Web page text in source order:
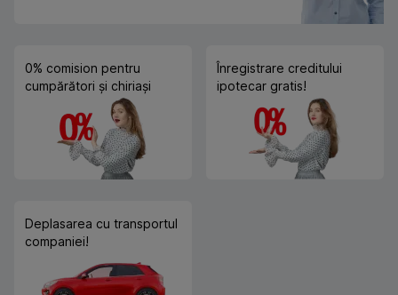
0% comision pentru
cumpărători și chiriași
Înregistrare creditului
ipotecar gratis!
Deplasarea cu transportul
companiei!